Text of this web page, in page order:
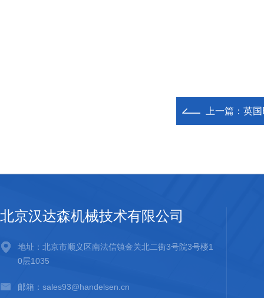
上一篇： 英
北京汉达森机械技术有限公司
地址：北京市顺义区南法信镇金关北二街3号院3号楼1
0层1035
邮箱：sales93@handelsen.cn